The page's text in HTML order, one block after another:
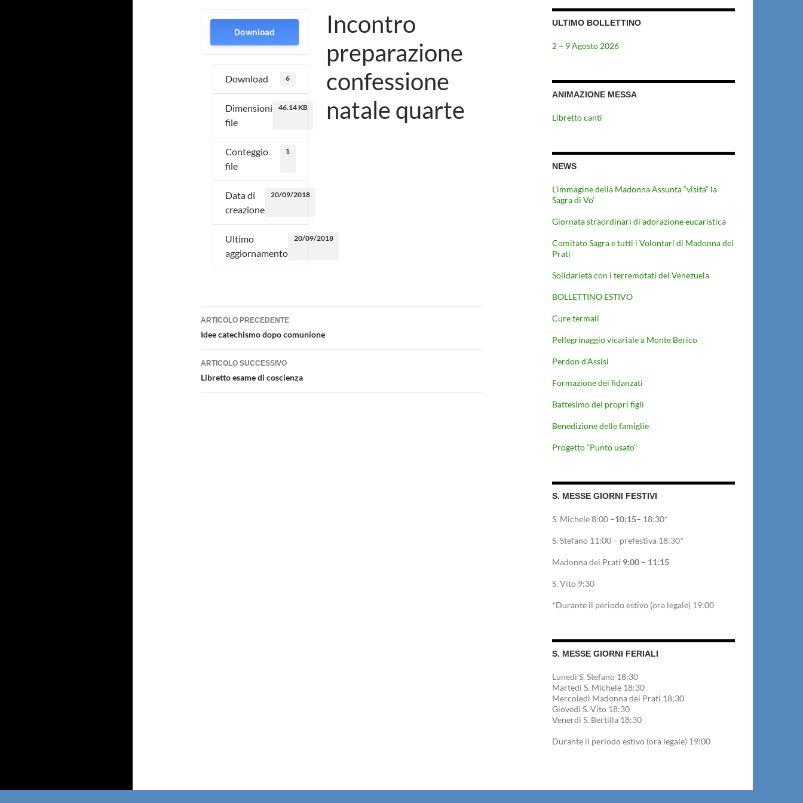
Download
Download 6
Dimensioni
file
46.14 KB
Conteggio
file
1
Data di
creazione
20/09/2018
Ultimo
aggiornamento
20/09/2018
Incontro
preparazione
confessione
natale quarte
Navigazione
articolo
ARTICOLO PRECEDENTE
Idee catechismo dopo comunione
ARTICOLO SUCCESSIVO
Libretto esame di coscienza
ULTIMO BOLLETTINO
2 – 9 Agosto 2026
ANIMAZIONE MESSA
Libretto canti
NEWS
L’immagine della Madonna Assunta “visita” la
Sagra di Vo’
Giornata straordinari di adorazione eucaristica
Comitato Sagra e tutti i Volontari di Madonna dei
Prati
Solidarietà con i terremotati del Venezuela
BOLLETTINO ESTIVO
Cure termali
Pellegrinaggio vicariale a Monte Berico
Perdon d’Assisi
Formazione dei fidanzati
Battesimo dei propri figli
Benedizione delle famiglie
Progetto “Punto usato”
S. MESSE GIORNI FESTIVI
S. Michele 8:00 –10:15– 18:30*
S. Stefano 11:00 – prefestiva 18:30*
Madonna dei Prati 9:00 – 11:15
S. Vito 9:30
*Durante il periodo estivo (ora legale) 19:00
S. MESSE GIORNI FERIALI
Lunedì S. Stefano 18:30
Martedì S. Michele 18:30
Mercoledì Madonna dei Prati 18:30
Giovedì S. Vito 18:30
Venerdì S. Bertilla 18:30
Durante il periodo estivo (ora legale) 19:00